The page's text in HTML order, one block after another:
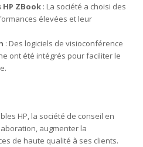
ZBook : La société a choisi des
élevées et leur
: Des logiciels de visioconférence
ont été intégrés pour faciliter le
HP, la société de conseil en
augmenter la
de haute qualité à ses clients.